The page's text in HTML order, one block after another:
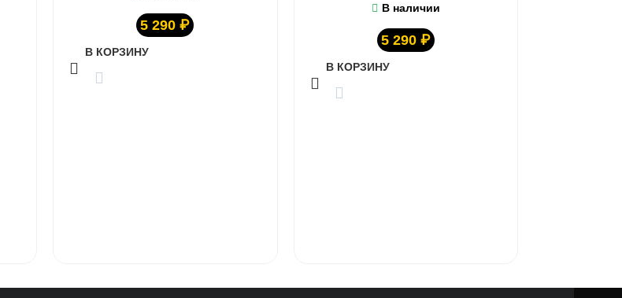
5 290₽
В КОРЗИНУ
В наличии
5 290 ₽
В КОРЗИНУ